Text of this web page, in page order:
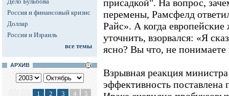
Россия и финансовый кризис
Доллар
Россия и Израиль
все темы
АРХИВ
1 2 3 4
5
присадкой". На вопрос,
перемены, Рамсфелд
Райс». А когда
уточнить, взорвался: «Я
ясно? Вы что, не понимаете
Взрывная реакция
эффективность поставлена